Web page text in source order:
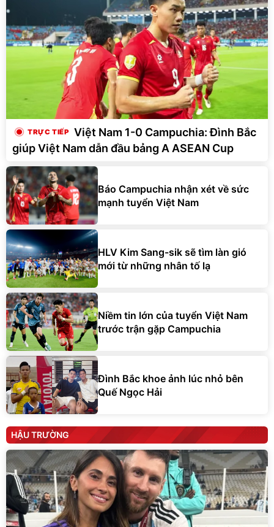
Việt Nam 1-0 Campuchia: Đình Bắc
giúp Việt Nam dẫn đầu bảng A ASEAN Cup
Báo Campuchia nhận xét về sức
mạnh tuyển Việt Nam
HLV Kim Sang-sik sẽ tìm làn gió
mới từ những nhân tố lạ
Niềm tin lớn của tuyển Việt Nam
trước trận gặp Campuchia
Đình Bắc khoe ảnh lúc nhỏ bên
Quế Ngọc Hải
HẬU TRƯỜNG